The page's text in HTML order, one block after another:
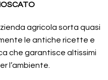
agricola sorta quasi
le antiche ricette e
che garantisce altissimi
l’ambiente.